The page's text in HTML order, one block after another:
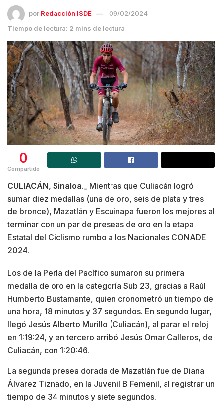
por Redacción ISDE
09/02/2024
Tiempo de lectura: 2 mins de lectura
0
Compartido
CULIACÁN, Sinaloa._ Mientras que Culiacán logró
sumar diez medallas (una de oro, seis de plata y tres
de bronce), Mazatlán y Escuinapa fueron los mejores al
terminar con un par de preseas de oro en la etapa
Estatal del Ciclismo rumbo a los Nacionales CONADE
2024.
Los de la Perla del Pacífico sumaron su primera
medalla de oro en la categoría Sub 23, gracias a Raúl
Humberto Bustamante, quien cronometró un tiempo de
una hora, 18 minutos y 37 segundos. En segundo lugar,
llegó Jesús Alberto Murillo (Culiacán), al parar el reloj
en 1:19:24, y en tercero arribó Jesús Omar Calleros, de
Culiacán, con 1:20:46.
La segunda presea dorada de Mazatlán fue de Diana
Álvarez Tiznado, en la Juvenil B Femenil, al registrar un
tiempo de 34 minutos y siete segundos.